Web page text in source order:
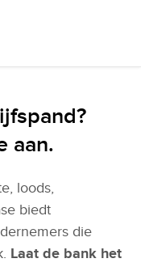
aan.
loods,
biedt
die
Laat de bank het